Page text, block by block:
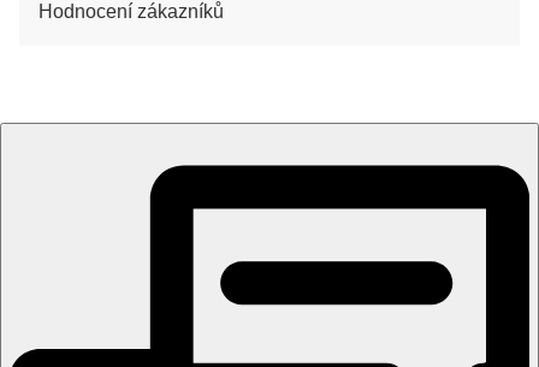
Hodnocení zákazníků